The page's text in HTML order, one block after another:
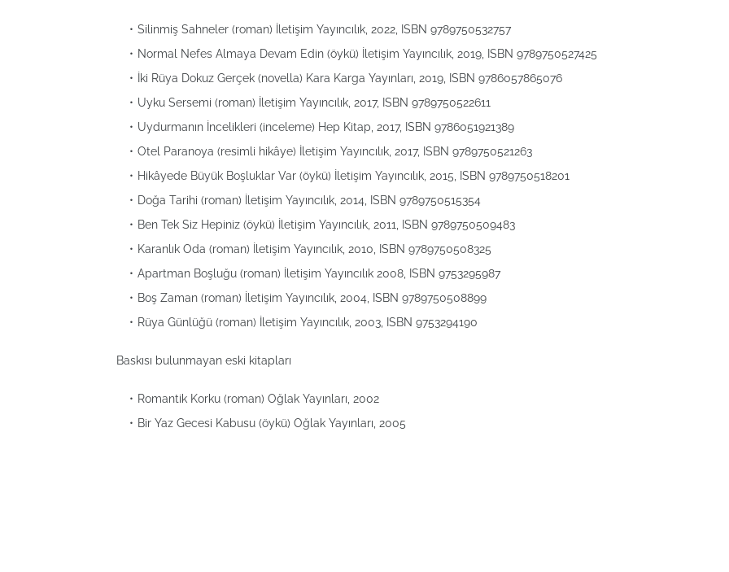
Silinmiş Sahneler (roman) İletişim Yayıncılık, 2022, ISBN 9789750532757
Normal Nefes Almaya Devam Edin (öykü) İletişim Yayıncılık, 2019, ISBN 9789750527425
İki Rüya Dokuz Gerçek (novella) Kara Karga Yayınları, 2019, ISBN 9786057865076
Uyku Sersemi (roman) İletişim Yayıncılık, 2017, ISBN 9789750522611
Uydurmanın İncelikleri (inceleme) Hep Kitap, 2017, ISBN 9786051921389
Otel Paranoya (resimli hikâye) İletişim Yayıncılık, 2017, ISBN 9789750521263
Hikâyede Büyük Boşluklar Var (öykü) İletişim Yayıncılık, 2015, ISBN 9789750518201
Doğa Tarihi (roman) İletişim Yayıncılık, 2014, ISBN 9789750515354
Ben Tek Siz Hepiniz (öykü) İletişim Yayıncılık, 2011, ISBN 9789750509483
Karanlık Oda (roman) İletişim Yayıncılık, 2010, ISBN 9789750508325
Apartman Boşluğu (roman) İletişim Yayıncılık 2008, ISBN 9753295987
Boş Zaman (roman) İletişim Yayıncılık, 2004, ISBN 9789750508899
Rüya Günlüğü (roman) İletişim Yayıncılık, 2003, ISBN 9753294190
Baskısı bulunmayan eski kitapları
Romantik Korku (roman) Oğlak Yayınları, 2002
Bir Yaz Gecesi Kabusu (öykü) Oğlak Yayınları, 2005